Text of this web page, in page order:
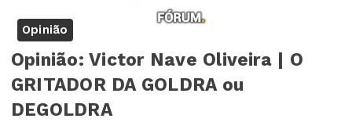
Opinião
Opinião: Victor Nave Oliveira | O
GRITADOR DA GOLDRA ou
DEGOLDRA